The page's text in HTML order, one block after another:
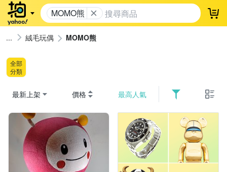
MOMO熊 登
絨毛玩偶 MOMO熊
全部
分類
最新上架 價格 最高人氣